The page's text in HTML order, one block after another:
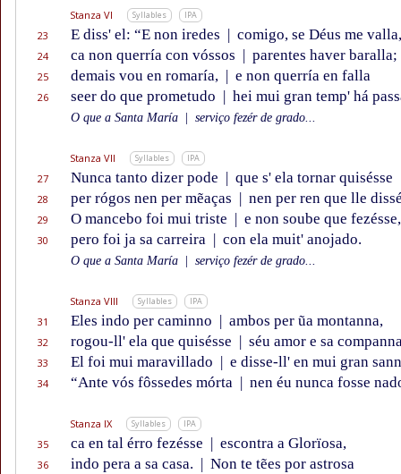
Stanza VI Syllables IPA
23 E diss' el: “E non iredes | comigo, se Déus me valla,
24 ca non querría con vóssos | parentes haver baralla;
25 demais vou en romaría, | e non querría en falla
26 seer do que prometudo | hei mui gran temp' há
O que a Santa María serviço fezér de grado...
Stanza VII Syllables IPA
27 Nunca tanto dizer pode | que s' ela tornar quisésse
28 per rógos nen per mẽaças | nen per ren que lle
29 O mancebo foi mui triste | e non soube que fezésse,
30 pero foi ja sa carreira | con ela muit' anojado.
O que a Santa María serviço fezér de grado...
Stanza VIII Syllables IPA
31 Eles indo per caminno | ambos per ũa montanna,
32 rogou-ll' ela que quisésse | séu amor e sa
33 El foi mui maravillado | e disse-ll' en mui gran
34 “Ante vós fôssedes mórta | nen éu nunca fosse
Stanza IX Syllables IPA
35 ca en tal érro fezésse | escontra a Glorïosa,
36 indo pera a sa casa. | Non te tẽes por astrosa